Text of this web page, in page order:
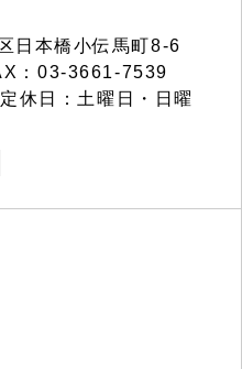
日本橋小伝馬町8-6
：03-3661-7539
休日：土曜日・日曜